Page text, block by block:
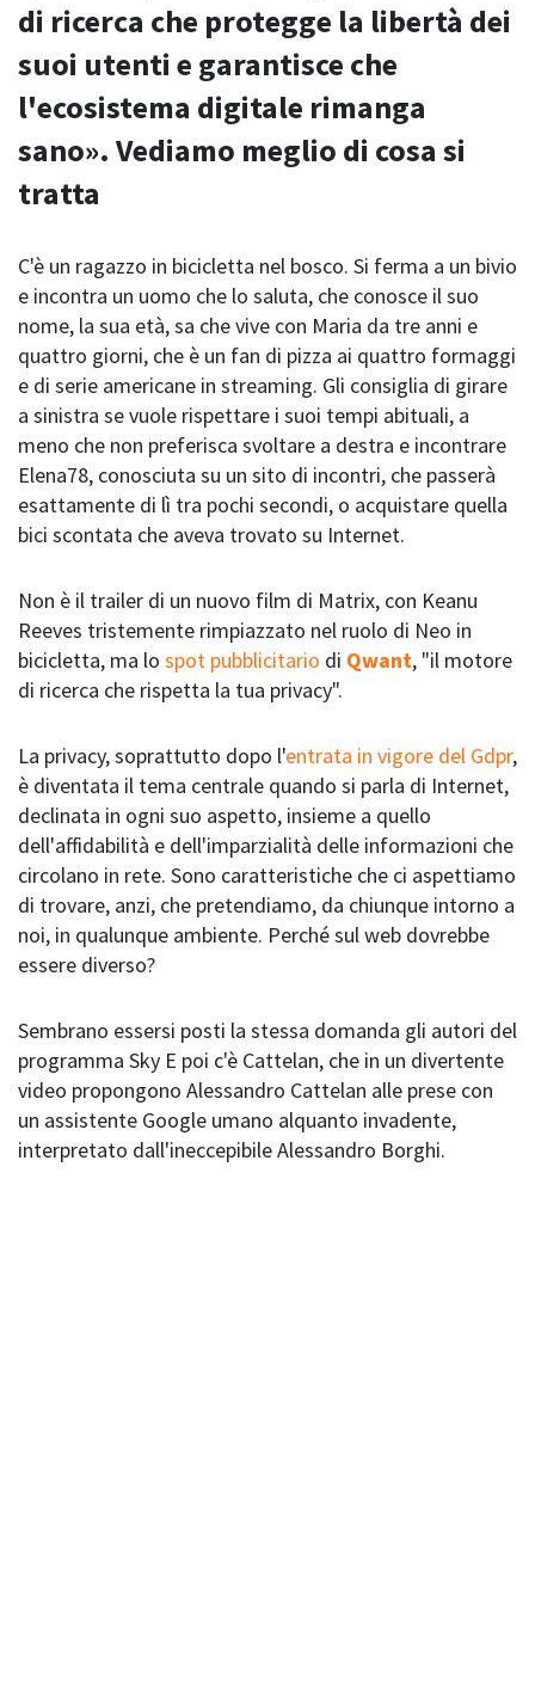
di ricerca che protegge la libertà dei
suoi utenti e garantisce che
l'ecosistema digitale rimanga
sano». Vediamo meglio di cosa si
tratta
C'è un ragazzo in bicicletta nel bosco. Si ferma a un bivio
e incontra un uomo che lo saluta, che conosce il suo
nome, la sua età, sa che vive con Maria da tre anni e
quattro giorni, che è un fan di pizza ai quattro formaggi
e di serie americane in streaming. Gli consiglia di girare
a sinistra se vuole rispettare i suoi tempi abituali, a
meno che non preferisca svoltare a destra e incontrare
Elena78, conosciuta su un sito di incontri, che passerà
esattamente di lì tra pochi secondi, o acquistare quella
bici scontata che aveva trovato su Internet.
Non è il trailer di un nuovo film di Matrix, con Keanu
Reeves tristemente rimpiazzato nel ruolo di Neo in
bicicletta, ma lo spot pubblicitario di Qwant, "il motore
di ricerca che rispetta la tua privacy".
La privacy, soprattutto dopo l'entrata in vigore del Gdpr,
è diventata il tema centrale quando si parla di Internet,
declinata in ogni suo aspetto, insieme a quello
dell'affidabilità e dell'imparzialità delle informazioni che
circolano in rete. Sono caratteristiche che ci aspettiamo
di trovare, anzi, che pretendiamo, da chiunque intorno a
noi, in qualunque ambiente. Perché sul web dovrebbe
essere diverso?
Sembrano essersi posti la stessa domanda gli autori del
programma Sky E poi c'è Cattelan, che in un divertente
video propongono Alessandro Cattelan alle prese con
un assistente Google umano alquanto invadente,
interpretato dall'ineccepibile Alessandro Borghi.